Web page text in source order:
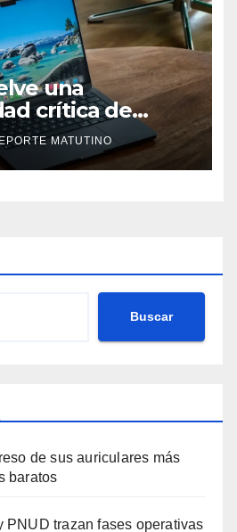
una
crítica de
tu Mac
MATUTINO
Buscar
de sus auriculares más
baratos
PNUD trazan fases operativas